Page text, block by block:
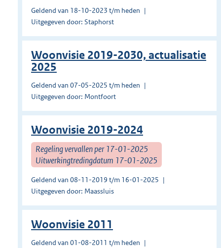
Geldend van 18-10-2023 t/m heden
Uitgegeven door: Staphorst
Woonvisie 2019-2030, actualisatie
2025
Geldend van 07-05-2025 t/m heden
Uitgegeven door: Montfoort
Woonvisie 2019-2024
Regeling vervallen per 17-01-2025
Uitwerkingtredingdatum 17-01-2025
Geldend van 08-11-2019 t/m 16-01-2025
Uitgegeven door: Maassluis
Woonvisie 2011
Geldend van 01-08-2011 t/m heden